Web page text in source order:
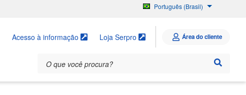
Português (Brasil)
Acesso à informação Loja Serpro Área do cliente